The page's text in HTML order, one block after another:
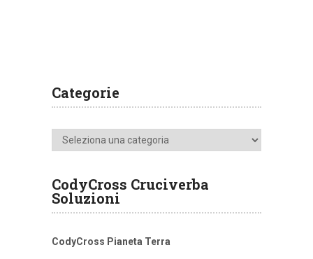
Categorie
Categorie
CodyCross Cruciverba
Soluzioni
CodyCross Pianeta Terra